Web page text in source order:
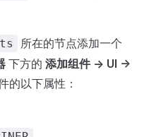
所在的节点添加一个
下方的 添加组件 -> UI ->
的以下属性：